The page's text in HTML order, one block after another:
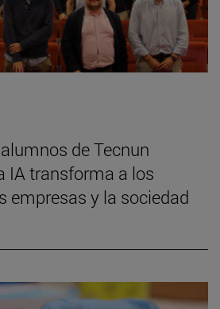
de Tecnun
IA transforma a los
empresas y la sociedad